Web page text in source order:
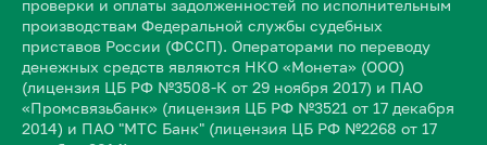
проверки и оплаты задолженностей по исполнительным
производствам Федеральной службы судебных
приставов России (ФССП). Операторами по переводу
денежных средств являются НКО «Монета» (ООО)
(лицензия ЦБ РФ №3508-К от 29 ноября 2017) и ПАО
«Промсвязьбанк» (лицензия ЦБ РФ №3521 от 17 декабря
2014) и ПАО "МТС Банк" (лицензия ЦБ РФ №2268 от 17